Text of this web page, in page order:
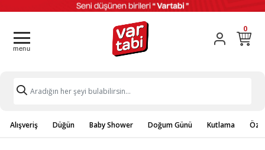
0
Alışveriş Düğün Baby Shower Doğum Günü Kutlama